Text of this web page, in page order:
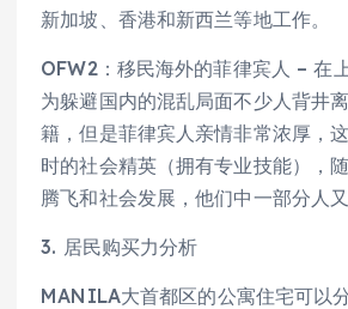
新加坡、香港和新西兰等地工作。
OFW2：移民海外的菲律宾人 – 在
为躲避国内的混乱局面不少人背井
籍，但是菲律宾人亲情非常浓厚，
时的社会精英（拥有专业技能），
腾飞和社会发展，他们中一部分人
3. 居民购买力分析
MANILA大首都区的公寓住宅可以